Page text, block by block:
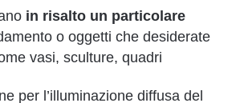
in risalto un particolare
o oggetti che desiderate
vasi, sculture, quadri
per l’illuminazione diffusa del